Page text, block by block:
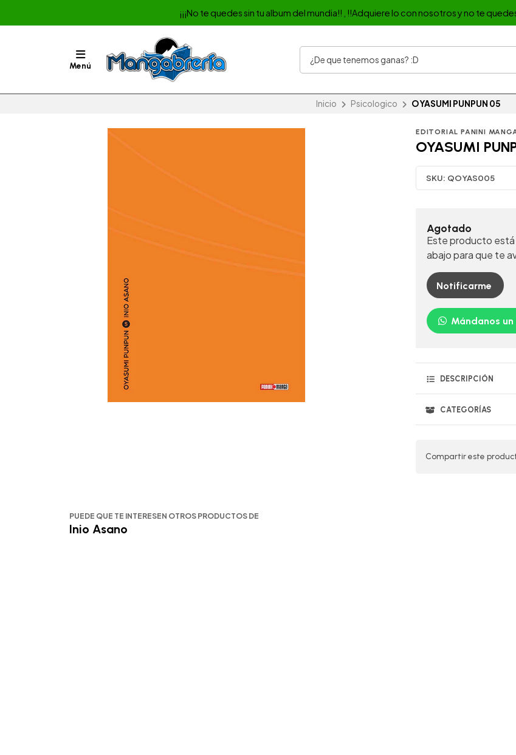
¡¡¡No te quedes sin tu album del mundia!! , !!Adquiere lo con nosotros y no te
Menú
Inicio Psicologico OYASUMI PUNPUN 05
EDITORIAL PANINI
OYASUMI
SKU: QOYAS005
Agotado
Este producto
abajo para que te
Notificarme
Mándanos un
DESCRIPCIÓN
CATEGORÍAS
Compartir este
PUEDE QUE TE INTERESEN OTROS PRODUCTOS DE
Inio Asano